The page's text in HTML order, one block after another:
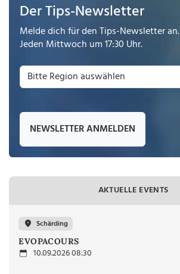
Der Tips-Newsletter
Melde dich für den Tips-Newsletter an.
Jeden Mittwoch um 17:30 Uhr.
NEWSLETTER ANMELDEN
AKTUELLE EVENTS
Schärding
EVOPACOURS
10.09.2026 08:30